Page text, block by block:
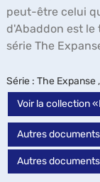
peut-être celui
d'Abaddon est le
série The
Série : The Expanse
Voir la collection
Autres
Autres